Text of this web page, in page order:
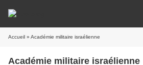
Accueil » Académie militaire israélienne
Académie militaire israélienne